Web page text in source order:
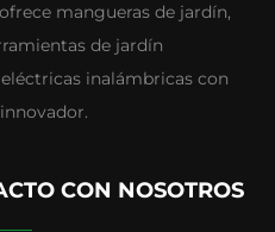
mangueras de jardín,
de jardín
inalámbricas con
CON NOSOTROS